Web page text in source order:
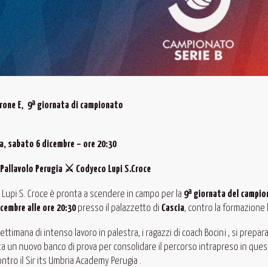
E, 9ª giornata di campionato
sabato 6 dicembre – ore 20:30
Pallavolo Perugia ⚔️ Codyeco Lupi S.Croce
Lupi S. Croce è pronta a scendere in campo per la 9ª giornata del
alle ore 20:30presso il palazzetto di Cascia, contro la formazione
di intenso lavoro in palestra, i ragazzi di coach Bocini , si
un nuovo banco di prova per consolidare il percorso intrapreso in
il Sir its Umbria Academy Perugia .